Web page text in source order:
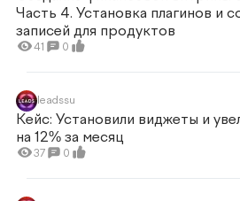
Часть 4. Установка плагинов и
записей для продуктов
41 0
leadssu
Кейс: Установили виджеты и
на 12% за месяц
37 0